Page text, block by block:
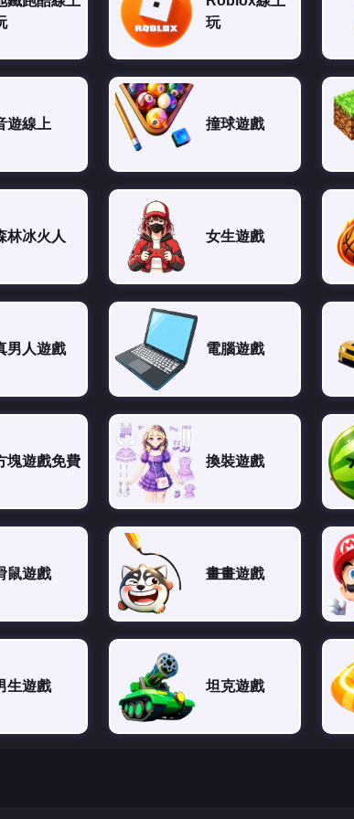
玩
遊線上 撞球遊戲
林冰火人 女生遊戲
男人遊戲 電腦遊戲
塊遊戲免費 換裝遊戲
鼠遊戲 畫畫遊戲
生遊戲 坦克遊戲